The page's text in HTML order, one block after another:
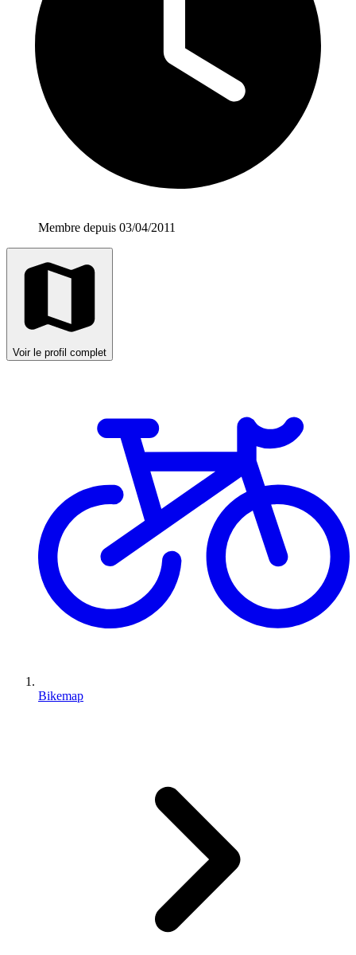
Membre depuis 03/04/2011
Voir le profil complet
Bikemap